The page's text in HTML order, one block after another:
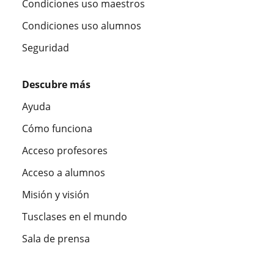
Condiciones uso maestros
Condiciones uso alumnos
Seguridad
Descubre más
Ayuda
Cómo funciona
Acceso profesores
Acceso a alumnos
Misión y visión
Tusclases en el mundo
Sala de prensa